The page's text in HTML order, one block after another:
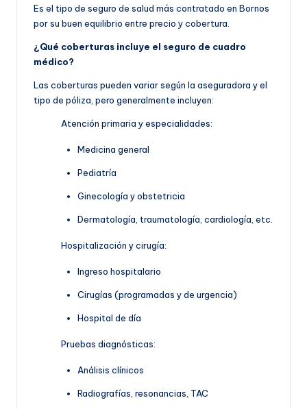
Es el tipo de seguro de salud más contratado en Bornos
por su buen equilibrio entre precio y cobertura.
¿Qué coberturas incluye el seguro de cuadro
médico?
Las coberturas pueden variar según la aseguradora y el
tipo de póliza, pero generalmente incluyen:
Atención primaria y especialidades:
Medicina general
Pediatría
Ginecología y obstetricia
Dermatología, traumatología, cardiología, etc.
Hospitalización y cirugía:
Ingreso hospitalario
Cirugías (programadas y de urgencia)
Hospital de día
Pruebas diagnósticas:
Análisis clínicos
Radiografías, resonancias, TAC